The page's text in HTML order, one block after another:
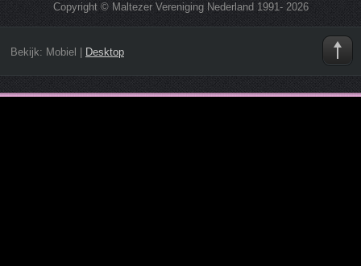
Copyright © Maltezer Vereniging Nederland 1991- 2026
Bekijk: Mobiel Desktop